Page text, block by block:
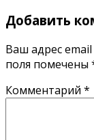
Добавить
Ваш адрес
поля помечены
Комментарий *